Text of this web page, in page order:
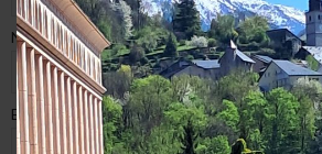
Nom de famille
E-mail (requis)